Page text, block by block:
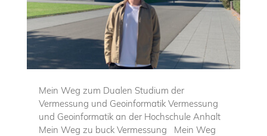
Mein Weg zum Dualen Studium der
Vermessung und Geoinformatik Vermessung
und Geoinformatik an der Hochschule Anhalt
Mein Weg zu buck Vermessung Mein Weg